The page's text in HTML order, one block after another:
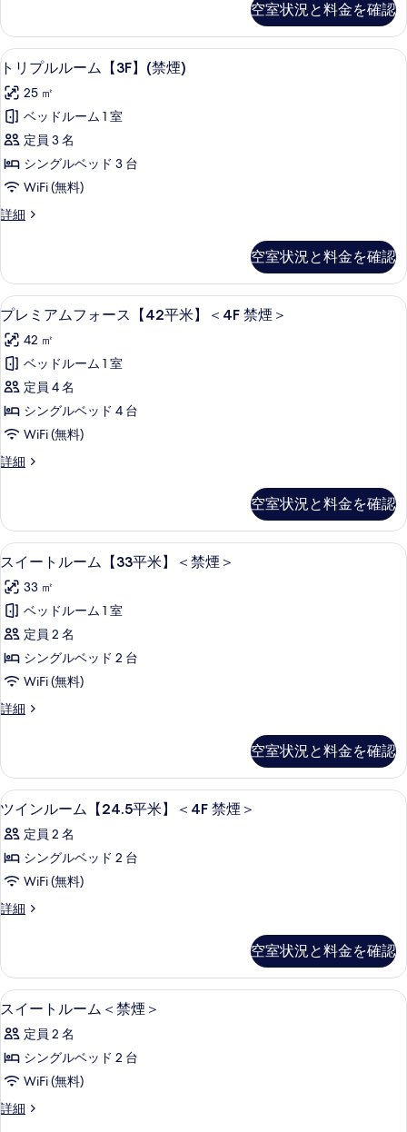
る
の
す
べ
て
の
写
真
を
表
る
ー
ム
【4F】
煙)
の
詳
細
空室状況と料金を確認
ト
リ
プ
ル
ル
ー
【3F】
煙)
の
す
べ
て
の
写
真
を
す
る
トリプルルーム【3F】(禁煙) | WiFi (
2
トリプルルーム【3F】(禁煙)
25 ㎡
ベッドルーム 1 室
定員 3 名
シングルベッド 3 台
WiFi (無料)
詳細
ト
ル
ー
ム
(禁
煙)
の
詳
細
空室状況と料金を確認
プ
レ
ミ
ア
ム
フ
ー
【42
平
米】
＜
4F
禁
煙
＞
の
て
の
写
真
を
表
示
る
プレミアムフォース【42平米】＜4F
4
プレミアムフォース【42平米】＜4F 禁煙＞
42 ㎡
ベッドルーム 1 室
定員 4 名
シングルベッド 4 台
WiFi (無料)
詳細
プ
ム
フ
ォ
ス
【42
平
米】
＜
4F
禁
煙
細
空室状況と料金を確認
ス
イ
ー
ト
ル
ー
【33
米】
＜
禁
煙
＞
の
す
の
写
真
を
表
す
スイートルーム【33平米】＜禁煙＞ |
4
スイートルーム【33平米】＜禁煙＞
33 ㎡
ベッドルーム 1 室
定員 2 名
シングルベッド 2 台
WiFi (無料)
詳細
ス
ル
ー
ム
平
米】
禁
煙
＞
細
空室状況と料金を確認
ツ
イ
ン
ル
ム
平
米】
＜
4F
禁
煙
＞
1
ツインルーム【24.5平米】＜4F 禁煙＞
定員 2 名
シングルベッド 2 台
WiFi (無料)
詳細
ツ
ー
ム
【24.5
米】
＜
禁
煙
＞
空室状況と料金を確認
ス
イ
ー
ト
ー
1
スイートルーム＜禁煙＞
定員 2 名
シングルベッド 2 台
WiFi (無料)
詳細
ス